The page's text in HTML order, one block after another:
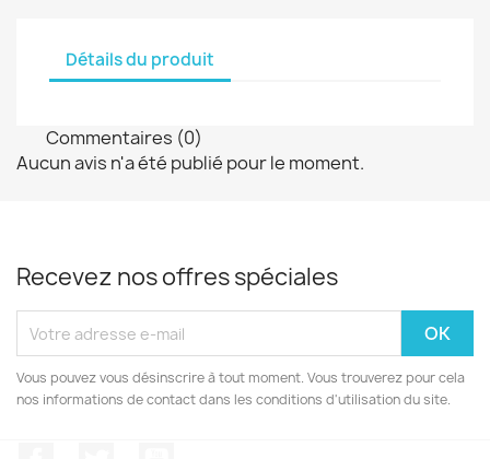
Détails du produit
Commentaires (0)
Aucun avis n'a été publié pour le moment.
Recevez nos offres spéciales
Vous pouvez vous désinscrire à tout moment. Vous trouverez pour cela
nos informations de contact dans les conditions d'utilisation du site.